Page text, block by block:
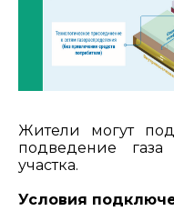
Жители могут
подведение
участка.
Условия